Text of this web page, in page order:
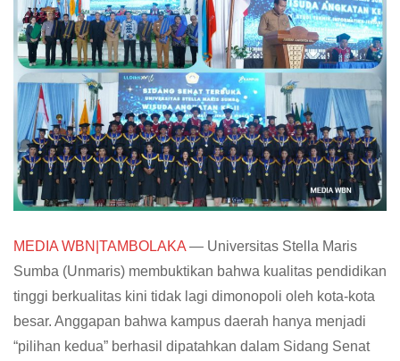
MEDIA WBN|TAMBOLAKA — Universitas Stella Maris
Sumba (Unmaris) membuktikan bahwa kualitas pendidikan
tinggi berkualitas kini tidak lagi dimonopoli oleh kota-kota
besar. Anggapan bahwa kampus daerah hanya menjadi
“pilihan kedua” berhasil dipatahkan dalam Sidang Senat